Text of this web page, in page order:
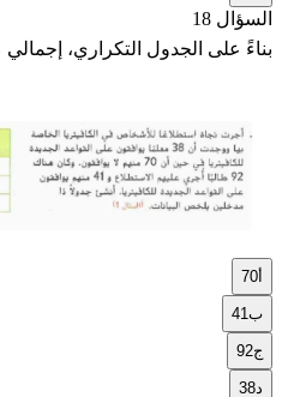
السؤال 18
بناءً على الجدول التكراري، إجمالي
70
ب41
ج92
38